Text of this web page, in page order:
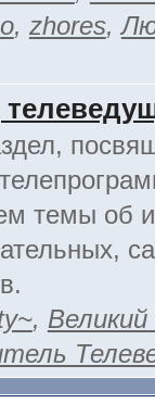
, zhores,
темы об
, Великий